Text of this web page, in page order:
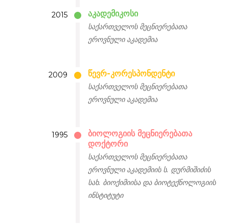
2015
აკადემიკოსი
საქართველოს მეცნიერებათა
ეროვნული აკადემია
2009
წევრ-კორესპონდენტი
საქართველოს მეცნიერებათა
ეროვნული აკადემია
1995
ბიოლოგიის მეცნიერებათა
დოქტორი
საქართველოს მეცნიერებათა
ეროვნული აკადემიის ს. დურმიშიძის
სახ. ბიოქიმიისა და ბიოტექნოლოგიის
ინსტიტუტი